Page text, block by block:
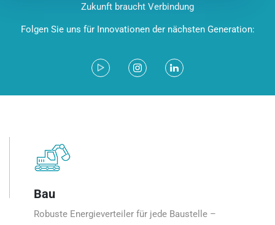
Zukunft braucht Verbindung
Folgen Sie uns für Innovationen der nächsten Generation:
Bau
Robuste Energieverteiler für jede Baustelle –